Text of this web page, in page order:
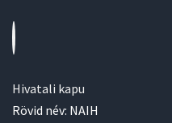
Hivatali kapu
Rövid név: NAIH